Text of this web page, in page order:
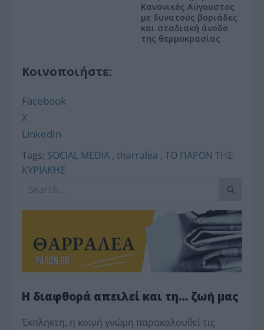
Κανονικός Αύγουστος
με δυνατούς βοριάδες
και σταδιακή άνοδο
της θερμοκρασίας
Κοινοποιήστε:
Facebook
X
LinkedIn
Tags: SOCIAL MEDIA ,tharralea ,ΤΟ ΠΑΡΟΝ ΤΗΣ
ΚΥΡΙΑΚΗΣ
Η διαφθορά απειλεί και τη… ζωή μας
Έκπληκτη, η κοινή γνώμη παρακολουθεί τις